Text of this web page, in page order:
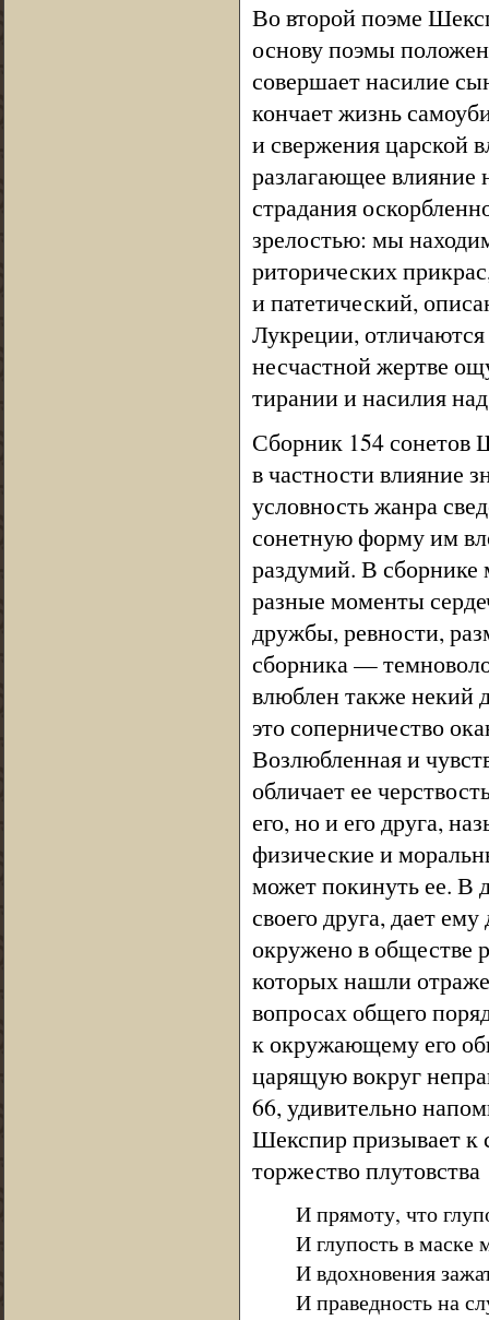
Во второй поэме
основу поэмы
совершает насилие
кончает жизнь
и свержения царской
разлагающее влияние
страдания
зрелостью: мы
риторических
и патетический,
Лукреции,
несчастной жертве
тирании и насилия
Сборник 154 сонетов
в частности влияние
условность жанра
сонетную форму им
раздумий. В сборнике
разные моменты
дружбы, ревности,
сборника —
влюблен также некий
это соперничество
Возлюбленная и
обличает ее
его, но и его друга,
физические и
может покинуть ее. В
своего друга, дает
окружено в обществе
которых нашли
вопросах общего
к окружающему его
царящую вокруг
66, удивительно
Шекспир призывает к
торжество плутовства
И прямоту, что
И глупость в маске
И вдохновения
И праведность на